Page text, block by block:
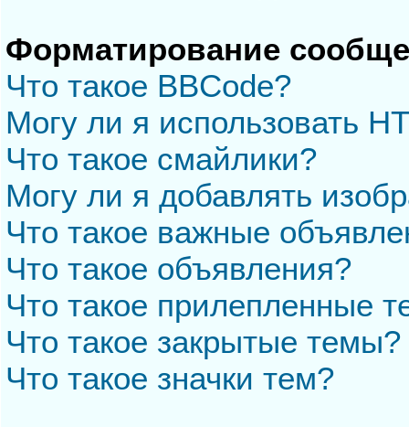
Форматирование
Что такое BBCode?
Могу ли я использовать
Что такое смайлики?
Могу ли я добавлять
Что такое важные
Что такое объявления?
Что такое прилепленные
Что такое закрытые темы?
Что такое значки тем?